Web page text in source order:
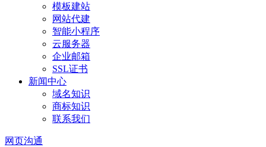
模板建站
网站代建
智能小程序
云服务器
企业邮箱
SSL证书
新闻中心
域名知识
商标知识
联系我们
网页沟通